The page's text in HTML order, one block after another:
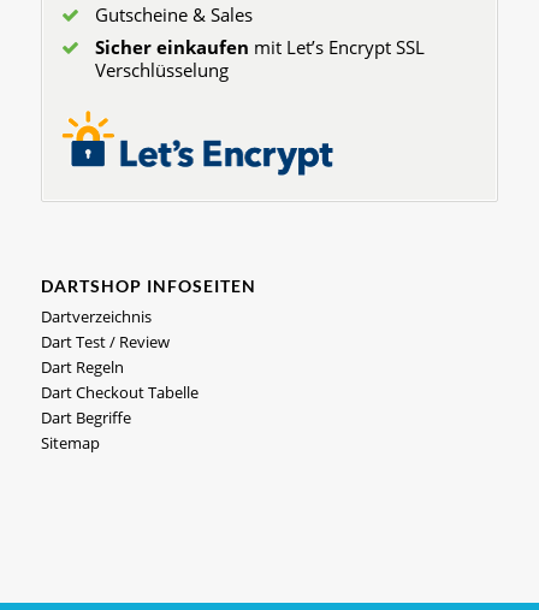
Gutscheine & Sales
Sicher einkaufen mit Let’s Encrypt SSL
Verschlüsselung
DARTSHOP INFOSEITEN
Dartverzeichnis
Dart Test / Review
Dart Regeln
Dart Checkout Tabelle
Dart Begriffe
Sitemap